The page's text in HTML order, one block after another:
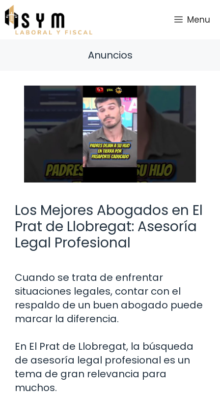
Saltar
al
contenido
Menu
Anuncios
Los Mejores Abogados en El
Prat de Llobregat: Asesoría
Legal Profesional
Cuando se trata de enfrentar
situaciones legales, contar con el
respaldo de un buen abogado puede
marcar la diferencia.
En El Prat de Llobregat, la búsqueda
de asesoría legal profesional es un
tema de gran relevancia para
muchos.